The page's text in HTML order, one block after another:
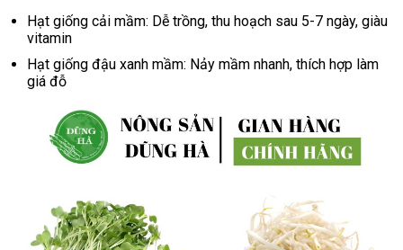
Hạt giống cải mầm: Dễ trồng, thu hoạch sau 5-7 ngày, giàu
vitamin
Hạt giống đậu xanh mầm: Nảy mầm nhanh, thích hợp làm
giá đỗ